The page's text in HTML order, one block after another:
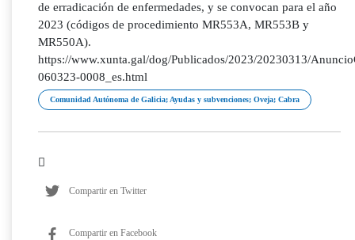
de erradicación de enfermedades, y se convocan para el año
2023 (códigos de procedimiento MR553A, MR553B y
MR550A).
https://www.xunta.gal/dog/Publicados/2023/20230313/
060323-0008_es.html
Comunidad Autónoma de Galicia; Ayudas y subvenciones; Oveja; Cabra
Compartir en Twitter
Compartir en Facebook